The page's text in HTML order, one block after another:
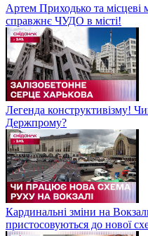
Артем Приходько та
справжнє ЧУДО в місті!
Легенда конструктивізму!
Держпрому?
Кардинальні зміни на
пристосовуються до нової